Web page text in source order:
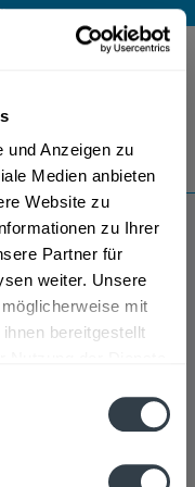
und Anzeigen zu
Medien anbieten
Website zu
zu Ihrer
Partner für
weiter. Unsere
mit
bereitgestellt
Bestellung widerrufen
Datenschutzerklärung